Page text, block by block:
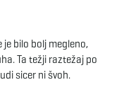
je bilo bolj megleno,
Ta težji raztežaj po
sicer ni švoh.